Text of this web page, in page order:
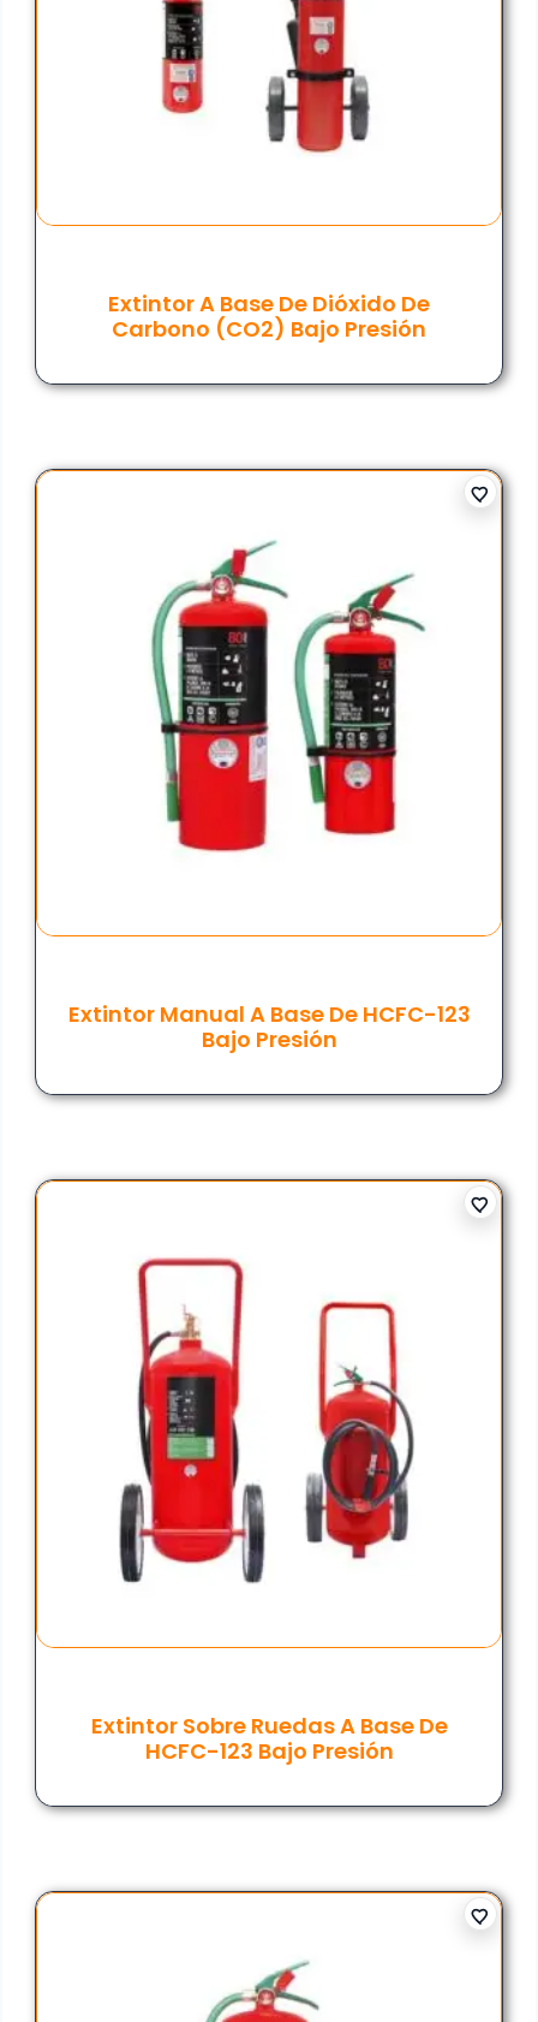
Extintor A Base De Dióxido De
Carbono (CO2) Bajo Presión
Extintor Manual A Base De HCFC-123
Bajo Presión
Extintor Sobre Ruedas A Base De
HCFC-123 Bajo Presión